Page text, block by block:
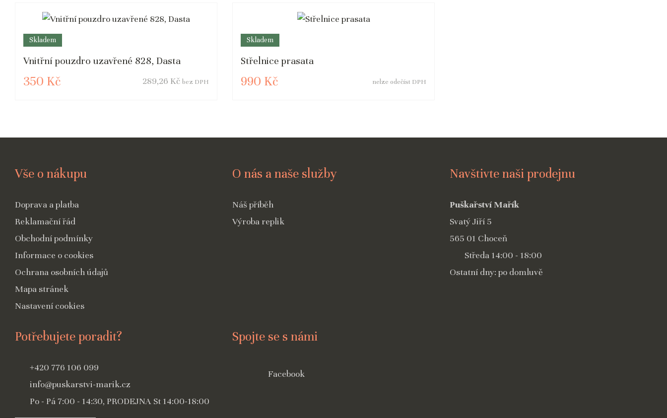
Skladem
Vnitřní pouzdro uzavřené 828, Dasta
350 Kč 289,26 Kč bez DPH
Skladem
Střelnice prasata
990 Kč nelze odečíst DPH
Vše o nákupu
Doprava a platba
Reklamační řád
Obchodní podmínky
Informace o cookies
Ochrana osobních údajů
Mapa stránek
Nastavení cookies
O nás a naše služby
Náš příběh
Výroba replik
Navštivte naši prodejnu
Puškařství Mařík
Svatý Jiří 5
565 01 Choceň
Středa 14:00 - 18:00
Ostatní dny: po domluvě
Potřebujete poradit?
+420 776 106 099
info@puskarstvi-marik.cz
Po - Pá 7:00 - 14:30, PRODEJNA St 14:00-18:00
Spojte se s námi
Facebook